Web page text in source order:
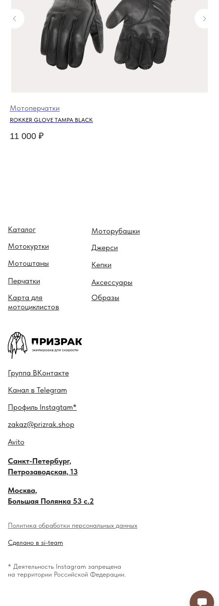
ROKKER GLOVE TAMPA BLACK
Мотоперчатки
11 000 ₽
Политика обработки персональных данных
Сделано в si-team
Каталог
Мотокуртки
Мотоштаны
Перчатки
Карта для
мотоциклистов
Моторубашки
Образы
Джерси
Кепки
Аксессуары
Канал в Telegram
* Деятельность Instagram запрещена
на территории Российской Федерации.
Профиль Instagtam*
Гру ппа ВКонтакте
zakaz@prizrak.shop
Москва,
Большая Полянка 53 с.2
Санкт-Петербург,
Петрозаводская, 13
Avito